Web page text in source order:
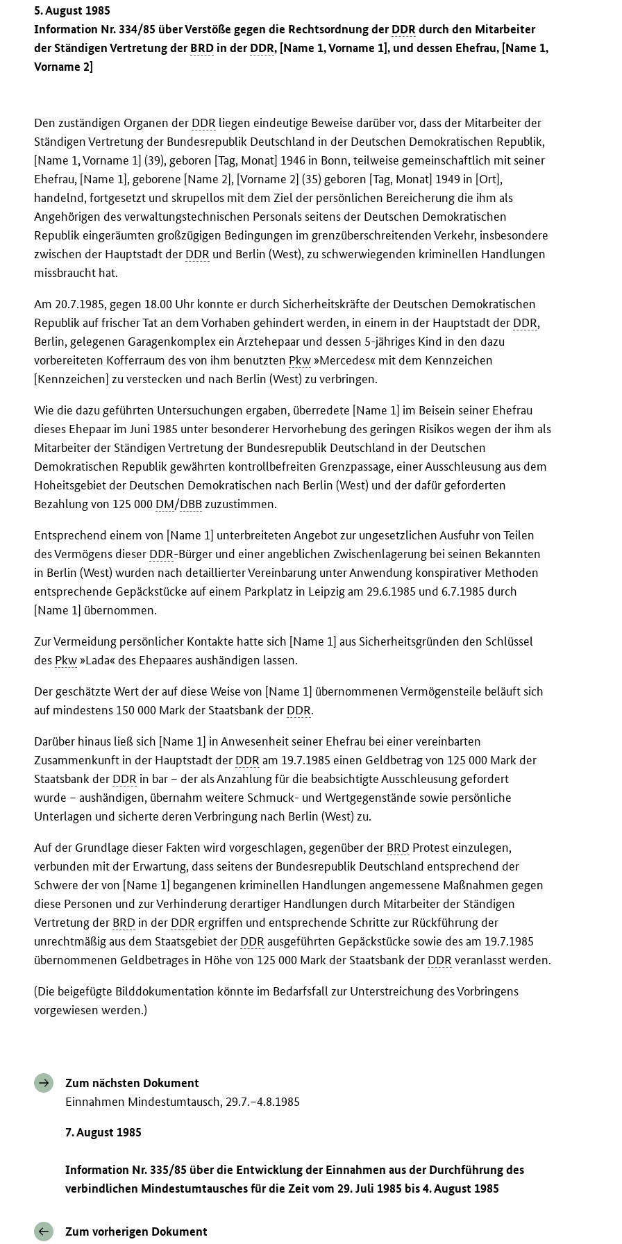
5. August 1985
Information Nr. 334/85 über Verstöße gegen die Rechtsordnung derDDRdurch den Mitarbeiter
der Ständigen Vertretung derBRD in derDDR, [Name 1, Vorname 1], und dessen Ehefrau, [Name 1,
Vorname 2]
Den zuständigen Organen der DDR liegen eindeutige Beweise darüber vor, dass der Mitarbeiter der
Ständigen Vertretung der Bundesrepublik Deutschland in der Deutschen Demokratischen Republik,
[Name 1, Vorname 1] (39), geboren [Tag, Monat] 1946 in Bonn, teilweise gemeinschaftlich mit seiner
Ehefrau, [Name 1], geborene [Name 2], [Vorname 2] (35) geboren [Tag, Monat] 1949 in [Ort],
handelnd, fortgesetzt und skrupellos mit dem Ziel der persönlichen Bereicherung die ihm als
Angehörigen des verwaltungstechnischen Personals seitens der Deutschen Demokratischen
Republik eingeräumten großzügigen Bedingungen im grenzüberschreitenden Verkehr, insbesondere
zwischen der Hauptstadt der DDR und Berlin (West), zu schwerwiegenden kriminellen Handlungen
missbraucht hat.
Am 20.7.1985, gegen 18.00 Uhr konnte er durch Sicherheitskräfte der Deutschen Demokratischen
Republik auf frischer Tat an dem Vorhaben gehindert werden, in einem in der Hauptstadt der DDR,
Berlin, gelegenen Garagenkomplex ein Arztehepaar und dessen 5-jähriges Kind in den dazu
vorbereiteten Kofferraum des von ihm benutzten Pkw »Mercedes« mit dem Kennzeichen
[Kennzeichen] zu verstecken und nach Berlin (West) zu verbringen.
Wie die dazu geführten Untersuchungen ergaben, überredete [Name 1] im Beisein seiner Ehefrau
dieses Ehepaar im Juni 1985 unter besonderer Hervorhebung des geringen Risikos wegen der ihm als
Mitarbeiter der Ständigen Vertretung der Bundesrepublik Deutschland in der Deutschen
Demokratischen Republik gewährten kontrollbefreiten Grenzpassage, einer Ausschleusung aus dem
Hoheitsgebiet der Deutschen Demokratischen nach Berlin (West) und der dafür geforderten
Bezahlung von 125 000 DM/DBBzuzustimmen.
Entsprechend einem von [Name 1] unterbreiteten Angebot zur ungesetzlichen Ausfuhr von Teilen
des Vermögens dieser DDR-Bürger und einer angeblichen Zwischenlagerung bei seinen Bekannten
in Berlin (West) wurden nach detaillierter Vereinbarung unter Anwendung konspirativer Methoden
entsprechende Gepäckstücke auf einem Parkplatz in Leipzig am 29.6.1985 und 6.7.1985 durch
[Name 1] übernommen.
Zur Vermeidung persönlicher Kontakte hatte sich [Name 1] aus Sicherheitsgründen den Schlüssel
des Pkw »Lada« des Ehepaares aushändigen lassen.
Der geschätzte Wert der auf diese Weise von [Name 1] übernommenen Vermögensteile beläuft sich
auf mindestens 150 000 Mark der Staatsbank der DDR.
Darüber hinaus ließ sich [Name 1] in Anwesenheit seiner Ehefrau bei einer vereinbarten
Zusammenkunft in der Hauptstadt der DDR am 19.7.1985 einen Geldbetrag von 125 000 Mark der
Staatsbank der DDR in bar – der als Anzahlung für die beabsichtigte Ausschleusung gefordert
wurde – aushändigen, übernahm weitere Schmuck- und Wertgegenstände sowie persönliche
Unterlagen und sicherte deren Verbringung nach Berlin (West) zu.
Auf der Grundlage dieser Fakten wird vorgeschlagen, gegenüber der BRD Protest einzulegen,
verbunden mit der Erwartung, dass seitens der Bundesrepublik Deutschland entsprechend der
Schwere der von [Name 1] begangenen kriminellen Handlungen angemessene Maßnahmen gegen
diese Personen und zur Verhinderung derartiger Handlungen durch Mitarbeiter der Ständigen
Vertretung der BRD in der DDR ergriffen und entsprechende Schritte zur Rückführung der
unrechtmäßig aus dem Staatsgebiet der DDR ausgeführten Gepäckstücke sowie des am 19.7.1985
übernommenen Geldbetrages in Höhe von 125 000 Mark der Staatsbank der DDR veranlasst werden.
(Die beigefügte Bilddokumentation könnte im Bedarfsfall zur Unterstreichung des Vorbringens
vorgewiesen werden.)
Zum nächsten Dokument
Einnahmen Mindestumtausch, 29.7.–4.8.1985
7. August 1985
Information Nr. 335/85 über die Entwicklung der Einnahmen aus der Durchführung des
verbindlichen Mindestumtausches für die Zeit vom 29. Juli 1985 bis 4. August 1985
Zum vorherigen Dokument